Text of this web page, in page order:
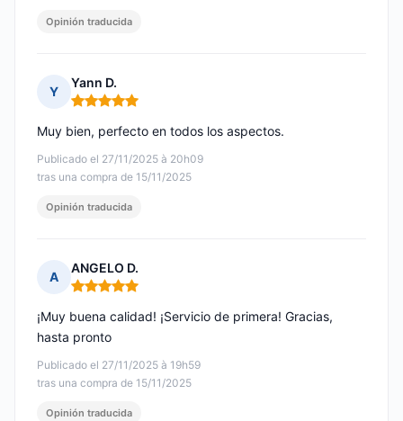
Opinión traducida
Y
Yann D.
Nota: 5 de 5
Publicado el 27/11/2025 à 20h09
tras una compra de 15/11/2025
Muy bien, perfecto en todos los aspectos.
Opinión traducida
A
ANGELO D.
Nota: 5 de 5
Publicado el 27/11/2025 à 19h59
tras una compra de 15/11/2025
¡Muy buena calidad! ¡Servicio de primera! Gracias,
hasta pronto
Opinión traducida